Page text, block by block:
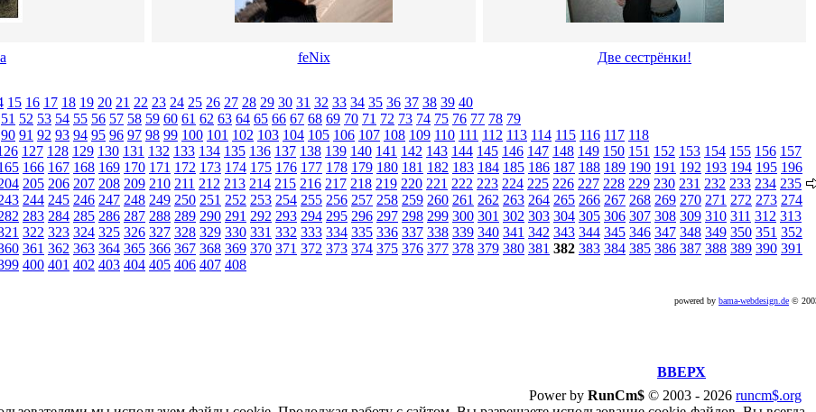
feNix Две сестрёнки!
15 16 17 18 19 20 21 22 23 24 25 26 27 28 29 30 31 32 33 34 35 36 37 38 39 40
51 52 53 54 55 56 57 58 59 60 61 62 63 64 65 66 67 68 69 70 71 72 73 74 75 76 77 78 79
90 91 92 93 94 95 96 97 98 99 100 101 102 103 104 105 106 107 108 109 110 111 112 113 114 115 116 117 118
127 128 129 130 131 132 133 134 135 136 137 138 139 140 141 142 143 144 145 146 147 148 149 150 151 152 153 154 155 156 157
166 167 168 169 170 171 172 173 174 175 176 177 178 179 180 181 182 183 184 185 186 187 188 189 190 191 192 193 194 195 196
205 206 207 208 209 210 211 212 213 214 215 216 217 218 219 220 221 222 223 224 225 226 227 228 229 230 231 232 233 234 235
244 245 246 247 248 249 250 251 252 253 254 255 256 257 258 259 260 261 262 263 264 265 266 267 268 269 270 271 272 273 274
283 284 285 286 287 288 289 290 291 292 293 294 295 296 297 298 299 300 301 302 303 304 305 306 307 308 309 310 311 312 313
322 323 324 325 326 327 328 329 330 331 332 333 334 335 336 337 338 339 340 341 342 343 344 345 346 347 348 349 350 351 352
361 362 363 364 365 366 367 368 369 370 371 372 373 374 375 376 377 378 379 380 381 382 383 384 385 386 387 388 389 390 391
400 401 402 403 404 405 406 407 408
powered by bama-webdesign.de ©
ВВЕРХ
Power by RunCm$ © 2003 - 2026 runcm$.org